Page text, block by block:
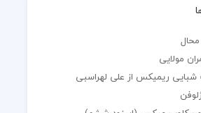
مولایی
شبایی ریمیکس از علی لهراسبی